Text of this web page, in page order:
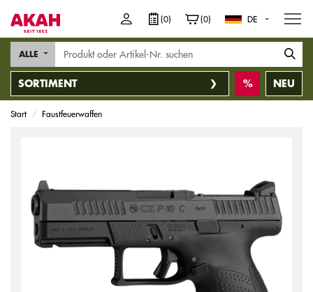
(0) (0) DE
SORTIMENT
ALLE
NEU
Start Faustfeuerwaffen